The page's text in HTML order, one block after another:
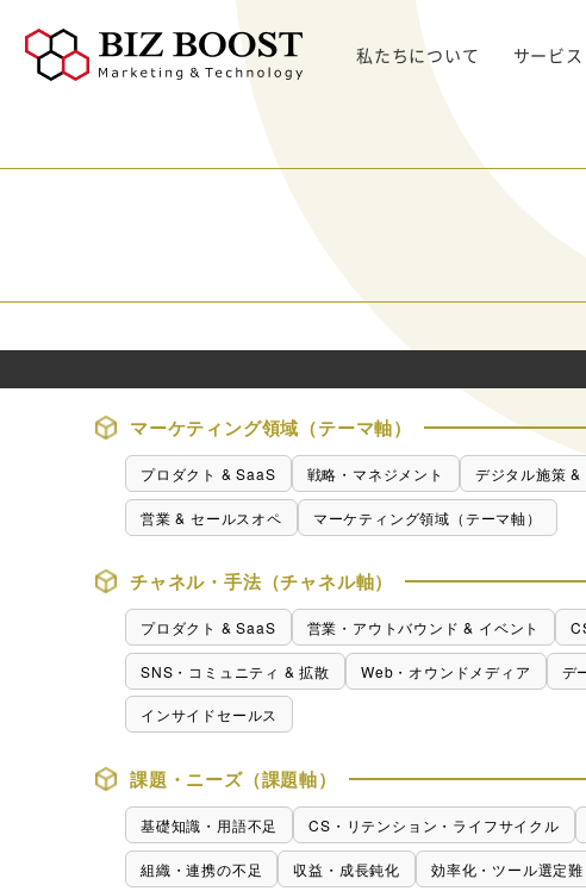
私たちについて サービス
コンサルティングサ
リード獲得
展示会トータル支
援サービス
ウェビナー運用代
行サービス
BtoBテレマーケ
ティング
セールス
メルマガ制作配信
代行
セミナー/
BtoBのテ
BtoBのリ
ウェビナー支援
トレー
化形成を
戦略・マネジメント
営業 & セールスオペ
マーケティング領域（テーマ軸）
プロダクト & SaaS 戦略・マネジメント デジタル施策 &
営業 & セールスオペ マーケティング領域（テーマ軸）
チャネル・手法（チャネル軸）
プロダクト & SaaS 営業・アウトバウンド & イベント
SNS・コミュニティ & 拡散 Web・オウンドメディア デ
インサイドセールス
課題・ニーズ（課題軸）
基礎知識・用語不足 CS・リテンション・ライフサイクル
組織・連携の不足 収益・成長鈍化 効率化・ツール選定難